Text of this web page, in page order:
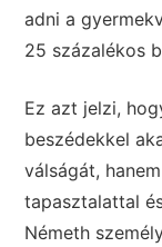
adni a
25 százalékos
Ez azt jelzi,
beszédekkel
válságát,
tapasztalattal
Németh